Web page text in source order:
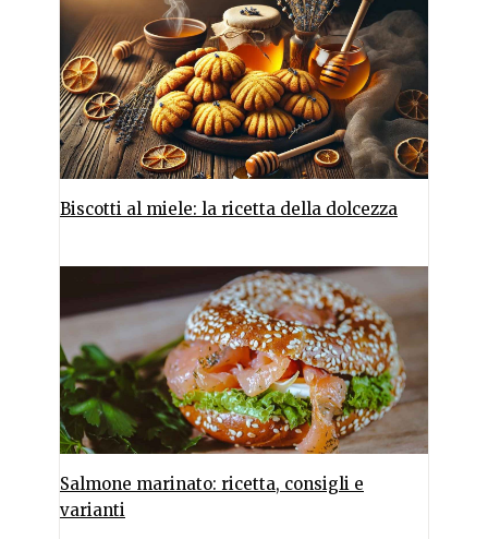
Biscotti al miele: la ricetta della dolcezza
Salmone marinato: ricetta, consigli e
varianti